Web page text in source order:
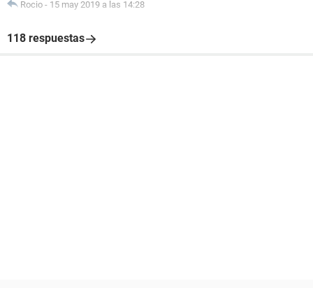
Rocio - 15 may 2019 a las 14:28
118 respuestas